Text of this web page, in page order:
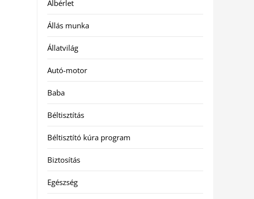
Albérlet
Állás munka
Állatvilág
Autó-motor
Baba
Béltisztítás
Béltisztító kúra program
Biztosítás
Egészség